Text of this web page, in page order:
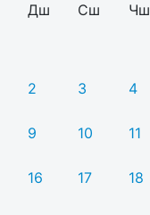
Дш
Сш Чш
2 3 4
9 10 11
16 17 18